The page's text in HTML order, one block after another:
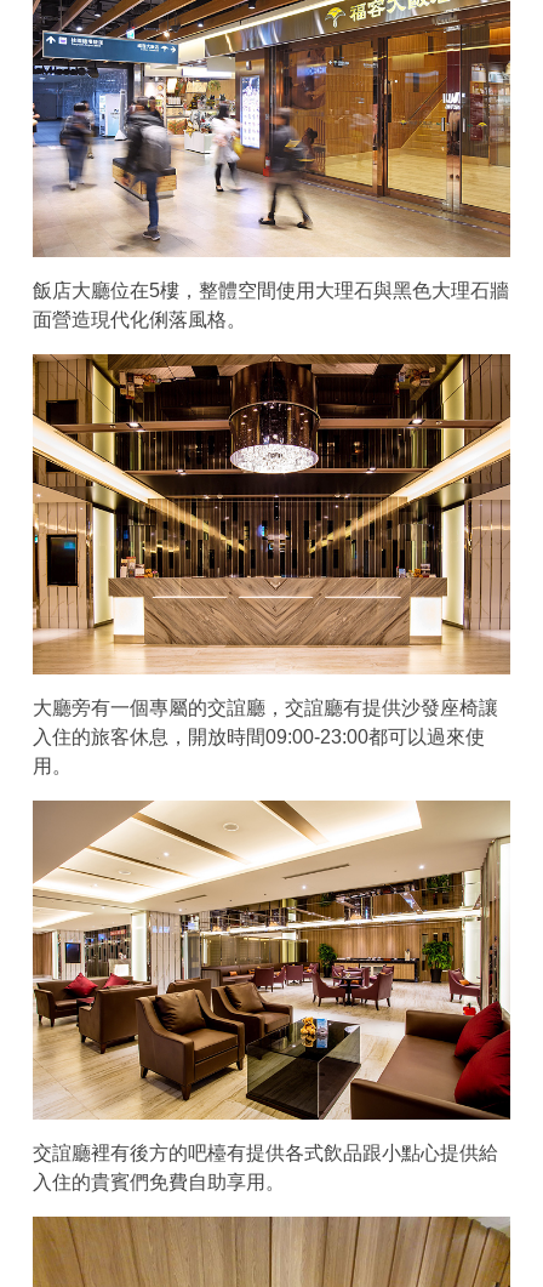
飯店大廳位在5樓，整體空間使用大理石與黑色大理石牆
面營造現代化俐落風格。
大廳旁有一個專屬的交誼廳，交誼廳有提供沙發座椅讓
入住的旅客休息，開放時間09:00-23:00都可以過來使
用。
交誼廳裡有後方的吧檯有提供各式飲品跟小點心提供給
入住的貴賓們免費自助享用。